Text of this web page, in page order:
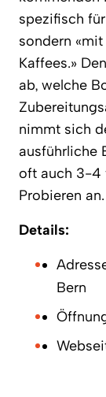
spezifisch
sondern
Kaffees.»
ab, welche
nimmt sich
ausführliche
oft auch 3-4
Probieren an.
Details:
Bern